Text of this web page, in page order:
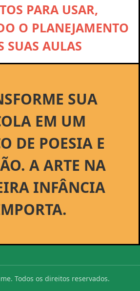
PARA USAR,
O PLANEJAMENTO
SUAS AULAS
SUA
EM UM
DE POESIA E
A ARTE NA
INFÂNCIA
Todos os direitos reservados.